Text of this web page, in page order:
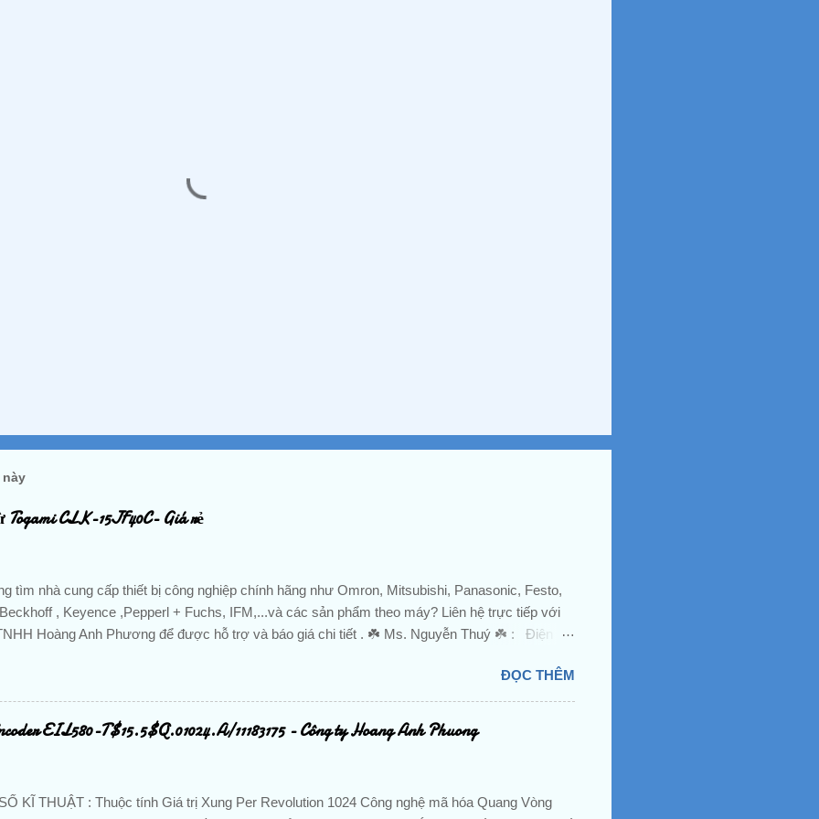
CLK-15JF40C- Giá rẻ
tìm nhà cung cấp thiết bị công nghiệp chính hãng như Omron, Mitsubishi, Panasonic, Festo,
, Keyence ,Pepperl + Fuchs, IFM,...và các sản phẩm theo máy? Liên hệ trực tiếp với
Hoàng Anh Phương để được hỗ trợ và báo giá chi tiết . ☘️ Ms. Nguyễn Thuý ☘️ : Điện
Website: hoanganhphuong.com CÔNG TY TNHH HOÀNG ANH
-VP: 23 Đường D - Khu đô thị TTHC TP Dĩ An, KP. Nhị Đồng 2, P. Dĩ An, TP. Dĩ An, Tỉnh Bình
Nam Tu Dong Hoa, DienTu, Thiet Bi Dien, Gia Re, Chinh Hang, Nhap Khau, Gia Tot, PLC,
Cam Bien, Sensor, Bo Dieu Khien, Dong Co, Servo, Bo Giam Toc, Dau Do, Khoi Mo Rong, Role,
ĐỌC THÊM
EIL580-T$15.5$Q.01024.A/11183175 - Công ty Hoang Anh Phuong
KĨ THUẬT : Thuộc tính Giá trị Xung Per Revolution 1024 Công nghệ mã hóa Quang Vòng